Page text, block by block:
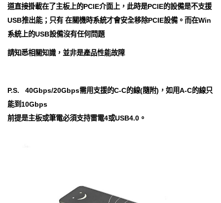
道直接掛載在了主板上的PCIE介面上，此時是PCIE的設備是不支援
USB推出能；只有 在關機時系統才會安全移除PCIE設備。而在Win
系統上的USB設備沒有任何問題
請知悉相關知識，並非是產品性能故障
P.S. 40Gbps/20Gbps需用支援的C-C的線(隨附)，如用A-C的線只
能到10Gbps
前提是主板或筆電必須支持雷電4或USB4.0。